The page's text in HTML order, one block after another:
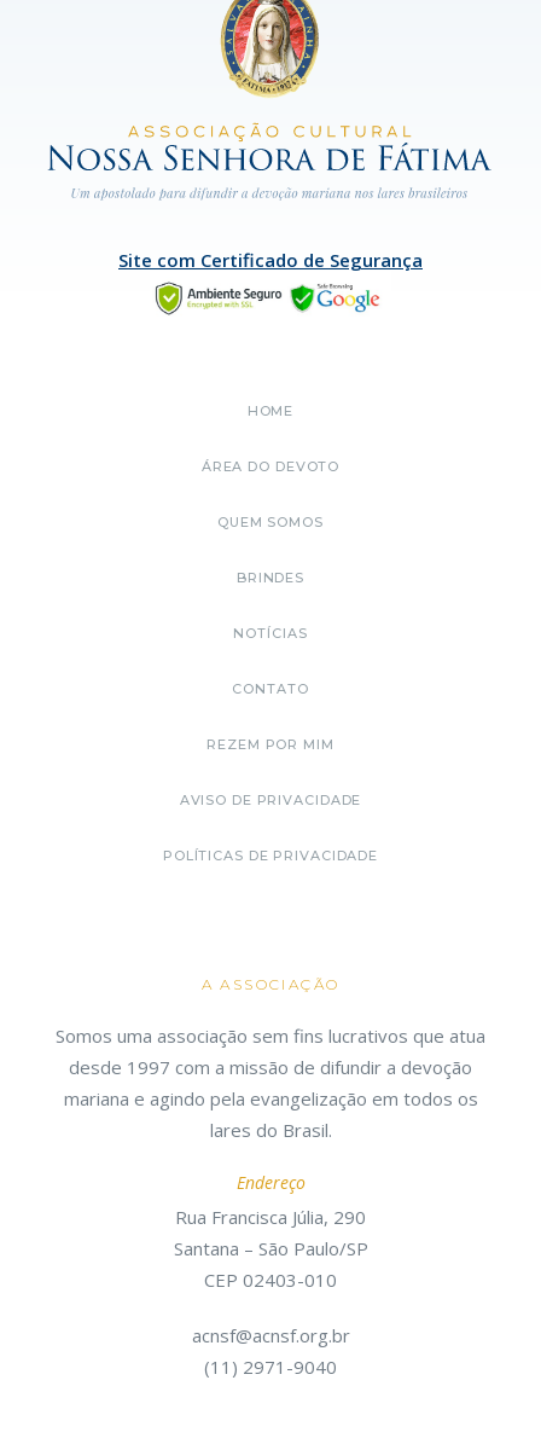
Site com Certificado de Segurança
HOME
ÁREA DO DEVOTO
QUEM SOMOS
BRINDES
NOTÍCIAS
CONTATO
REZEM POR MIM
AVISO DE PRIVACIDADE
POLÍTICAS DE PRIVACIDADE
A ASSOCIAÇÃO
Somos uma associação sem fins lucrativos que atua
desde 1997 com a missão de difundir a devoção
mariana e agindo pela evangelização em todos os
lares do Brasil.
Endereço
Rua Francisca Júlia, 290
Santana – São Paulo/SP
CEP 02403-010
acnsf@acnsf.org.br
(11) 2971-9040